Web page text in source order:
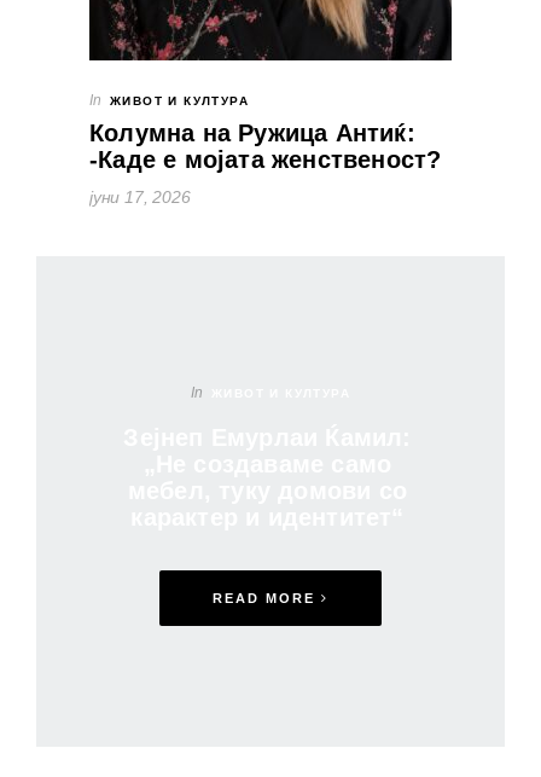
In ЖИВОТ И КУЛТУРА
Колумна на Ружица Антиќ:
-Каде е мојата женственост?
јуни 17, 2026
In
READ MORE